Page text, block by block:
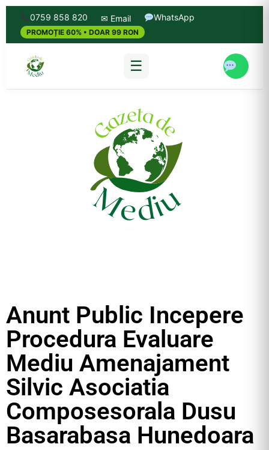
0759 858 820 ✉ Email WhatsApp
PROMOȚIE 60% • DOAR 99 RON
☰
Anunt Public Incepere
Procedura Evaluare
Mediu Amenajament
Silvic Asociatia
Composesorala Dusu
Basarabasa Hunedoara